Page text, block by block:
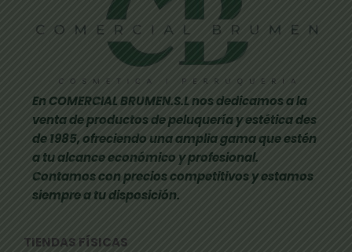
En COMERCIAL BRUMEN.S.L nos dedicamos a la
venta de productos de peluquería y estética des
de 1985, ofreciendo una amplia gama que estén
a tu alcance económico y profesional.
Contamos con precios competitivos y estamos
siempre a tu disposición.
TIENDAS FÍSICAS